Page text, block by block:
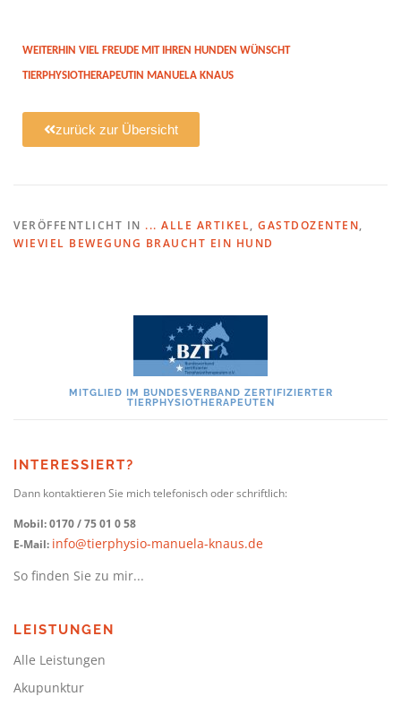
WEITERHIN VIEL FREUDE MIT IHREN HUNDEN WÜNSCHT
TIERPHYSIOTHERAPEUTIN MANUELA KNAUS
zurück zur Übersicht
VERÖFFENTLICHT IN ... ALLE ARTIKEL, GASTDOZENTEN,
WIEVIEL BEWEGUNG BRAUCHT EIN HUND
MITGLIED IM BUNDESVERBAND ZERTIFIZIERTER
TIERPHYSIOTHERAPEUTEN
INTERESSIERT?
Dann kontaktieren Sie mich telefonisch oder schriftlich:
Mobil: 0170 / 75 01 0 58
E-Mail: info@tierphysio-manuela-knaus.de
So finden Sie zu mir...
LEISTUNGEN
Alle Leistungen
Akupunktur